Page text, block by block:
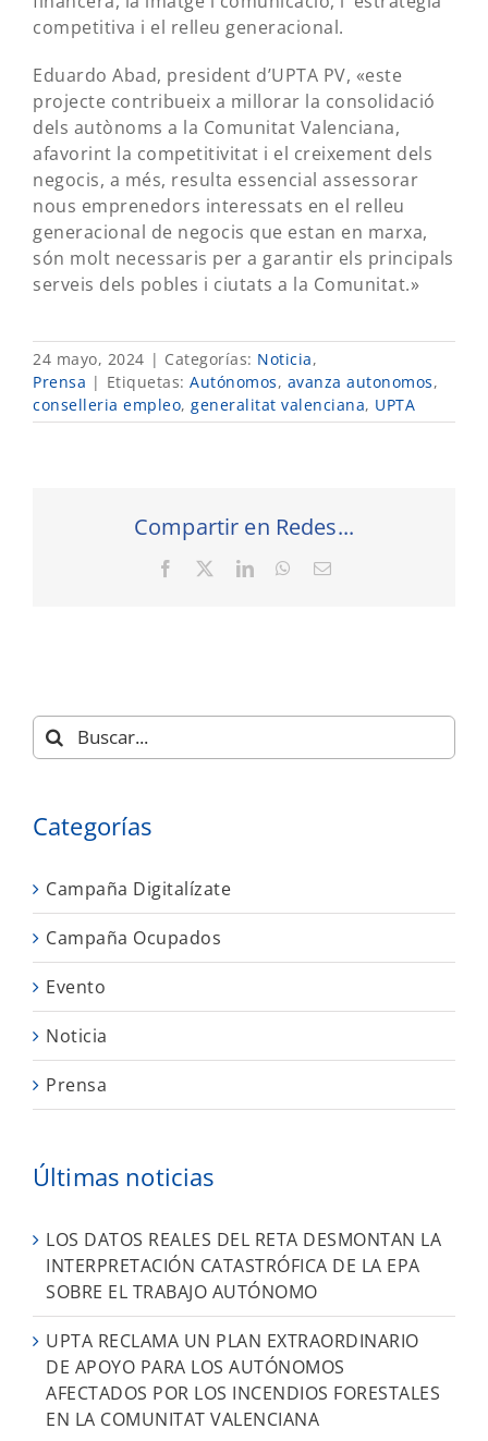
competitiva i el relleu generacional.
Eduardo Abad, president d’UPTA PV, «este
projecte contribueix a millorar la consolidació
dels autònoms a la Comunitat Valenciana,
afavorint la competitivitat i el creixement dels
negocis, a més, resulta essencial assessorar
nous emprenedors interessats en el relleu
generacional de negocis que estan en marxa,
són molt necessaris per a garantir els principals
serveis dels pobles i ciutats a la Comunitat.»
24 mayo, 2024 | Categorías: Noticia,
Prensa | Etiquetas: Autónomos, avanza autonomos,
conselleria empleo, generalitat valenciana, UPTA
Compartir en Redes...
Facebook LinkedInWhatsApp
Correo
Buscar:
Categorías
Campaña Digitalízate
Campaña Ocupados
Evento
Noticia
Prensa
Últimas noticias
LOS DATOS REALES DEL RETA DESMONTAN LA
INTERPRETACIÓN CATASTRÓFICA DE LA EPA
SOBRE EL TRABAJO AUTÓNOMO
UPTA RECLAMA UN PLAN EXTRAORDINARIO
DE APOYO PARA LOS AUTÓNOMOS
AFECTADOS POR LOS INCENDIOS FORESTALES
EN LA COMUNITAT VALENCIANA